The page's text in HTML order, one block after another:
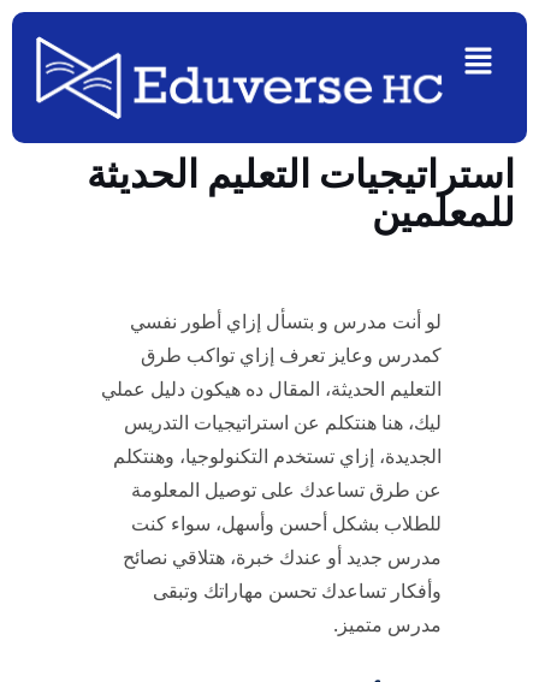
Skip
content
Menu
استراتيجيات التعليم الحديثة
للمعلمين
لو أنت مدرس و بتسأل إزاي أطور نفسي
كمدرس وعايز تعرف إزاي تواكب طرق
التعليم الحديثة، المقال ده هيكون دليل عملي
ليك، هنا هنتكلم عن استراتيجيات التدريس
الجديدة، إزاي تستخدم التكنولوجيا، وهنتكلم
عن طرق تساعدك على توصيل المعلومة
للطلاب بشكل أحسن وأسهل، سواء كنت
مدرس جديد أو عندك خبرة، هتلاقي نصائح
وأفكار تساعدك تحسن مهاراتك وتبقى
مدرس متميز.